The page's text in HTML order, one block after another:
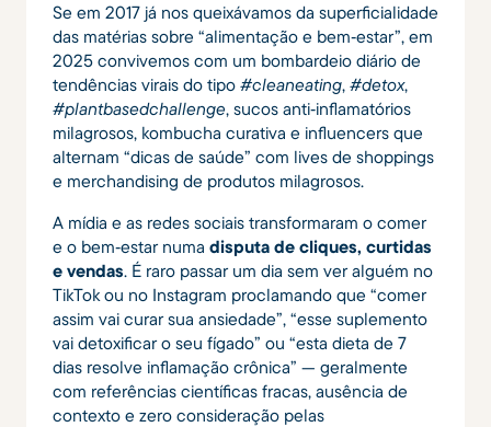
Se em 2017 já nos queixávamos da superficialidade
das matérias sobre “alimentação e bem‑estar”, em
2025 convivemos com um bombardeio diário de
tendências virais do tipo #cleaneating, #detox,
#plantbasedchallenge, sucos anti‑inflamatórios
milagrosos, kombucha curativa e influencers que
alternam “dicas de saúde” com lives de shoppings
e merchandising de produtos milagrosos.
A mídia e as redes sociais transformaram o comer
e o bem‑estar numa disputa de cliques, curtidas
e vendas. É raro passar um dia sem ver alguém no
TikTok ou no Instagram proclamando que “comer
assim vai curar sua ansiedade”, “esse suplemento
vai detoxificar o seu fígado” ou “esta dieta de 7
dias resolve inflamação crônica” — geralmente
com referências científicas fracas, ausência de
contexto e zero consideração pelas